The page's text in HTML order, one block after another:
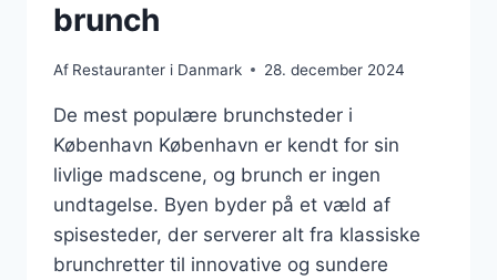
brunch
Af Restauranter i Danmark 28. december 2024
De mest populære brunchsteder i
København København er kendt for sin
livlige madscene, og brunch er ingen
undtagelse. Byen byder på et væld af
spisesteder, der serverer alt fra klassiske
brunchretter til innovative og sundere